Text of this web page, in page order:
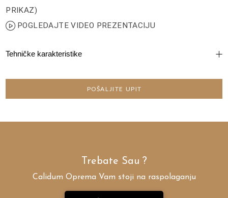
PRIKAZ)
POGLEDAJTE VIDEO PREZENTACIJU
Tehničke karakteristike
POŠALJITE UPIT
TrebateSa| ?
Calidum Oprema Vam stoji na raspolaganju